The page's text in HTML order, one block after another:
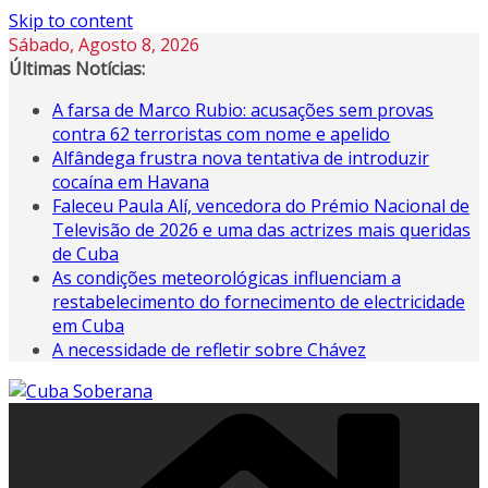
Skip to content
Sábado, Agosto 8, 2026
Últimas Notícias:
A farsa de Marco Rubio: acusações sem provas
contra 62 terroristas com nome e apelido
Alfândega frustra nova tentativa de introduzir
cocaína em Havana
Faleceu Paula Alí, vencedora do Prémio Nacional de
Televisão de 2026 e uma das actrizes mais queridas
de Cuba
As condições meteorológicas influenciam a
restabelecimento do fornecimento de electricidade
em Cuba
A necessidade de refletir sobre Chávez